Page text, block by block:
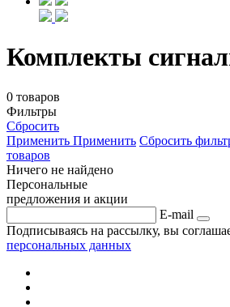
Комплекты
0 товаров
Фильтры
Сбросить
Применить Применить Сбросить
товаров
Ничего не найдено
Персональные
предложения и акции
E-mail
Подписываясь на рассылку, вы
персональных данных